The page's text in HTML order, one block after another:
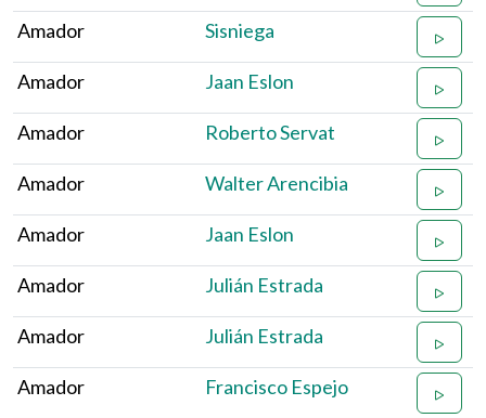
Amador Sisniega
Amador Jaan Eslon
Amador Roberto Servat
Amador Walter Arencibia
Amador Jaan Eslon
Amador Julián Estrada
Amador Julián Estrada
Amador Francisco Espejo